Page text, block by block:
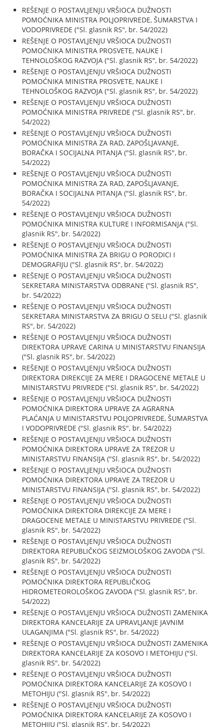
REŠENJE O POSTAVLJENJU VRŠIOCA DUŽNOSTI
POMOĆNIKA MINISTRA POLJOPRIVREDE, ŠUMARSTVA I
VODOPRIVREDE ("Sl. glasnik RS", br. 54/2022)
REŠENJE O POSTAVLJENJU VRŠIOCA DUŽNOSTI
POMOĆNIKA MINISTRA PROSVETE, NAUKE I
TEHNOLOŠKOG RAZVOJA ("Sl. glasnik RS", br. 54/2022)
REŠENJE O POSTAVLJENJU VRŠIOCA DUŽNOSTI
POMOĆNIKA MINISTRA PROSVETE, NAUKE I
TEHNOLOŠKOG RAZVOJA ("Sl. glasnik RS", br. 54/2022)
REŠENJE O POSTAVLJENJU VRŠIOCA DUŽNOSTI
POMOĆNIKA MINISTRA PRIVREDE ("Sl. glasnik RS", br.
54/2022)
REŠENJE O POSTAVLJENJU VRŠIOCA DUŽNOSTI
POMOĆNIKA MINISTRA ZA RAD, ZAPOŠLJAVANJE,
BORAČKA I SOCIJALNA PITANJA ("Sl. glasnik RS", br.
54/2022)
REŠENJE O POSTAVLJENJU VRŠIOCA DUŽNOSTI
POMOĆNIKA MINISTRA ZA RAD, ZAPOŠLJAVANJE,
BORAČKA I SOCIJALNA PITANJA ("Sl. glasnik RS", br.
54/2022)
REŠENJE O POSTAVLJENJU VRŠIOCA DUŽNOSTI
POMOĆNIKA MINISTRA KULTURE I INFORMISANJA ("Sl.
glasnik RS", br. 54/2022)
REŠENJE O POSTAVLJENJU VRŠIOCA DUŽNOSTI
POMOĆNIKA MINISTRA ZA BRIGU O PORODICI I
DEMOGRAFIJU ("Sl. glasnik RS", br. 54/2022)
REŠENJE O POSTAVLJENJU VRŠIOCA DUŽNOSTI
SEKRETARA MINISTARSTVA ODBRANE ("Sl. glasnik RS",
br. 54/2022)
REŠENJE O POSTAVLJENJU VRŠIOCA DUŽNOSTI
SEKRETARA MINISTARSTVA ZA BRIGU O SELU ("Sl. glasnik
RS", br. 54/2022)
REŠENJE O POSTAVLJENJU VRŠIOCA DUŽNOSTI
DIREKTORA UPRAVE CARINA U MINISTARSTVU FINANSIJA
("Sl. glasnik RS", br. 54/2022)
REŠENJE O POSTAVLJENJU VRŠIOCA DUŽNOSTI
DIREKTORA DIREKCIJE ZA MERE I DRAGOCENE METALE U
MINISTARSTVU PRIVREDE ("Sl. glasnik RS", br. 54/2022)
REŠENJE O POSTAVLJENJU VRŠIOCA DUŽNOSTI
POMOĆNIKA DIREKTORA UPRAVE ZA AGRARNA
PLAĆANJA U MINISTARSTVU POLJOPRIVREDE, ŠUMARSTVA
I VODOPRIVREDE ("Sl. glasnik RS", br. 54/2022)
REŠENJE O POSTAVLJENJU VRŠIOCA DUŽNOSTI
POMOĆNIKA DIREKTORA UPRAVE ZA TREZOR U
MINISTARSTVU FINANSIJA ("Sl. glasnik RS", br. 54/2022)
REŠENJE O POSTAVLJENJU VRŠIOCA DUŽNOSTI
POMOĆNIKA DIREKTORA UPRAVE ZA TREZOR U
MINISTARSTVU FINANSIJA ("Sl. glasnik RS", br. 54/2022)
REŠENJE O POSTAVLJENJU VRŠIOCA DUŽNOSTI
POMOĆNIKA DIREKTORA DIREKCIJE ZA MERE I
DRAGOCENE METALE U MINISTARSTVU PRIVREDE ("Sl.
glasnik RS", br. 54/2022)
REŠENJE O POSTAVLJENJU VRŠIOCA DUŽNOSTI
DIREKTORA REPUBLIČKOG SEIZMOLOŠKOG ZAVODA ("Sl.
glasnik RS", br. 54/2022)
REŠENJE O POSTAVLJENJU VRŠIOCA DUŽNOSTI
POMOĆNIKA DIREKTORA REPUBLIČKOG
HIDROMETEOROLOŠKOG ZAVODA ("Sl. glasnik RS", br.
54/2022)
REŠENJE O POSTAVLJENJU VRŠIOCA DUŽNOSTI ZAMENIKA
DIREKTORA KANCELARIJE ZA UPRAVLJANJE JAVNIM
ULAGANJIMA ("Sl. glasnik RS", br. 54/2022)
REŠENJE O POSTAVLJENJU VRŠIOCA DUŽNOSTI ZAMENIKA
DIREKTORA KANCELARIJE ZA KOSOVO I METOHIJU ("Sl.
glasnik RS", br. 54/2022)
REŠENJE O POSTAVLJENJU VRŠIOCA DUŽNOSTI
POMOĆNIKA DIREKTORA KANCELARIJE ZA KOSOVO I
METOHIJU ("Sl. glasnik RS", br. 54/2022)
REŠENJE O POSTAVLJENJU VRŠIOCA DUŽNOSTI
POMOĆNIKA DIREKTORA KANCELARIJE ZA KOSOVO I
METOHIJU ("Sl. glasnik RS", br. 54/2022)